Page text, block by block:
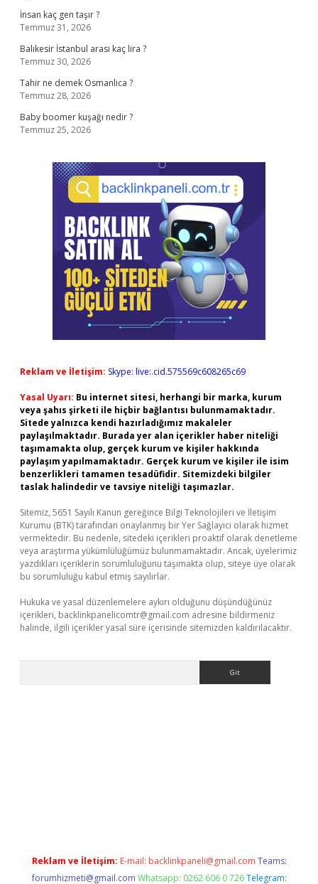
İnsan kaç gen taşır ?
Temmuz 31, 2026
Balıkesir İstanbul arası kaç lira ?
Temmuz 30, 2026
Tahir ne demek Osmanlıca ?
Temmuz 28, 2026
Baby boomer kuşağı nedir ?
Temmuz 25, 2026
Reklam ve İletişim: Skype: live:.cid.575569c608265c69
Yasal Uyarı: Bu internet sitesi, herhangi bir marka, kurum
veya şahıs şirketi ile hiçbir bağlantısı bulunmamaktadır.
Sitede yalnızca kendi hazırladığımız makaleler
paylaşılmaktadır. Burada yer alan içerikler haber niteliği
taşımamakta olup, gerçek kurum ve kişiler hakkında
paylaşım yapılmamaktadır. Gerçek kurum ve kişiler ile isim
benzerlikleri tamamen tesadüfidir. Sitemizdeki bilgiler
taslak halindedir ve tavsiye niteliği taşımazlar.
Sitemiz, 5651 Sayılı Kanun gereğince Bilgi Teknolojileri ve İletişim
Kurumu (BTK) tarafından onaylanmış bir Yer Sağlayıcı olarak hizmet
vermektedir. Bu nedenle, sitedeki içerikleri proaktif olarak denetleme
veya araştırma yükümlülüğümüz bulunmamaktadır. Ancak, üyelerimiz
yazdıkları içeriklerin sorumluluğunu taşımakta olup, siteye üye olarak
bu sorumluluğu kabul etmiş sayılırlar.
Hukuka ve yasal düzenlemelere aykırı olduğunu düşündüğünüz
içerikleri, backlinkpanelicomtr@gmail.com adresine bildirmeniz
halinde, ilgili içerikler yasal süre içerisinde sitemizden kaldırılacaktır.
Reklam ve İletişim: E-mail: backlinkpaneli@gmail.com Teams:
forumhizmeti@gmail.com Whatsapp: 0262 606 0 726 Telegram: